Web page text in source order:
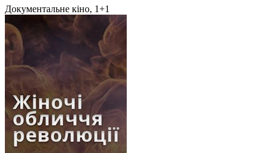
Документальне кіно, 1+1